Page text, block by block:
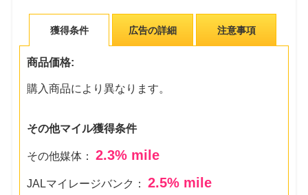
獲得条件 広告の詳細 注意事項
商品価格:
購入商品により異なります。
その他マイル獲得条件
その他媒体：2.3% mile
JALマイレージバンク：2.5% mile